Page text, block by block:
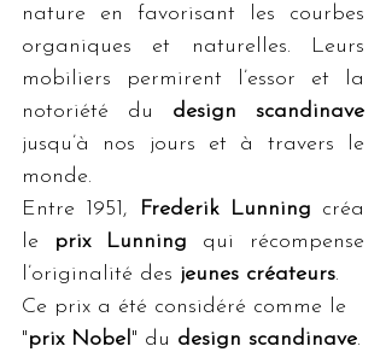
nature en favorisant les courbes
organiques et naturelles. Leurs
mobiliers permirent l’essor et la
notoriété du design scandinave
jusqu’à nos jours et à travers le
monde.
Entre 1951,
Frederik Lunning créa
le
prix Lunning qui récompense
l’originalité des jeunes créateurs.
Ce prix a été considéré comme le
"prix Nobel " du design scandinave.